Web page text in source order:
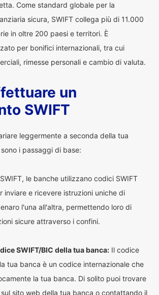
Come standard globale per la
sicura, SWIFT collega più di 11.000
in oltre 200 paesi e territori. È
per bonifici internazionali, tra cui
rimesse personali e cambio di valuta.
un
SWIFT
leggermente a seconda della tua
i passaggi di base:
le banche utilizzano codici SWIFT
inviare e ricevere istruzioni uniche di
l'una all'altra, permettendo loro di
sicure attraverso i confini.
SWIFT/BIC della tua banca: Il codice
tua banca è un codice internazionale che
la tua banca. Di solito puoi trovare
sito web della tua banca o contattando il